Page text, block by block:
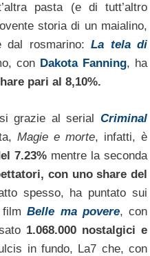
pasta (e di tutt’altro
storia di un maialino,
dal rosmarino:La tela di
con Dakota Fanning, ha
pari al 8,10%.
grazie al serial Criminal
Magie e morte, infatti, è
7.23% mentre la seconda
con uno share del
spesso, ha puntato sui
filmBelle ma povere, con
1.068.000 nostalgici e
in fundo, La7 che, con